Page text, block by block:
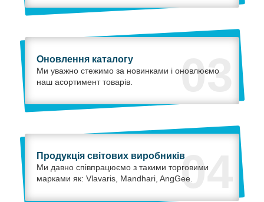
03
Оновлення каталогу
Ми уважно стежимо за новинками і оновлюємо
наш асортимент товарів.
04
Продукція світових виробників
Ми давно співпрацюємо з такими торговими
марками як: Vlavaris, Mandhari, AngGee.